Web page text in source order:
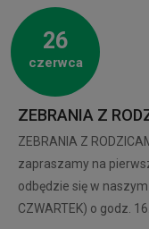
26
czerwca
ZEBRANIA Z
ZEBRANIA Z
zapraszamy na
odbędzie się w
CZWARTEK) o godz.